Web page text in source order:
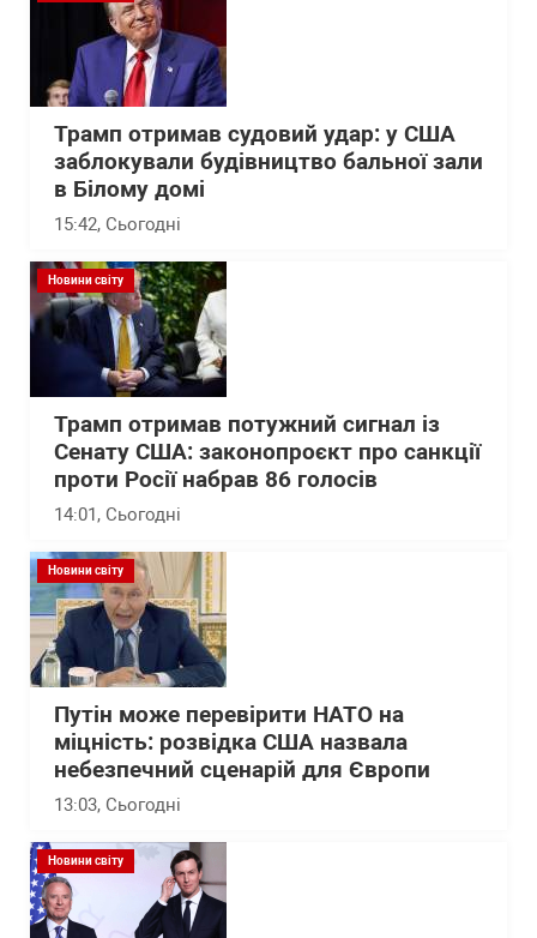
Трамп отримав судовий удар: у США
заблокували будівництво бальної зали
в Білому домі
15:42, Сьогодні
Новини світу
Трамп отримав потужний сигнал із
Сенату США: законопроєкт про санкції
проти Росії набрав 86 голосів
14:01, Сьогодні
Новини світу
Путін може перевірити НАТО на
міцність: розвідка США назвала
небезпечний сценарій для Європи
13:03, Сьогодні
Новини світу